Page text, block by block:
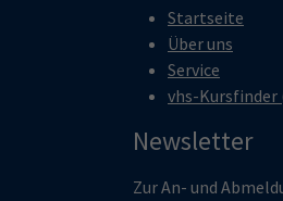
Startseite
Über uns
Service
vhs-Kursfinder
Newsletter
Zur An- und